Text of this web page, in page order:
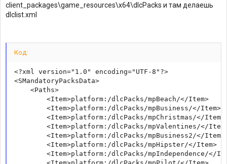
client_packages\game_resources\x64\dlcPacks и там делаешь
dlclist.xml
Код:
<?xml version="1.0" encoding="UTF-8"?>
<SMandatoryPacksData>
    <Paths>
        <Item>platform:/dlcPacks/mpBeach/</Item>
        <Item>platform:/dlcPacks/mpBusiness/</Item>
        <Item>platform:/dlcPacks/mpChristmas/</Item>
<Item>platform:/dlcPacks/mpValentines/</
        <Item>platform:/dlcPacks/mpBusiness2/</Item>
        <Item>platform:/dlcPacks/mpHipster/</Item>
<Item>platform:/dlcPacks/mpIndependence/</